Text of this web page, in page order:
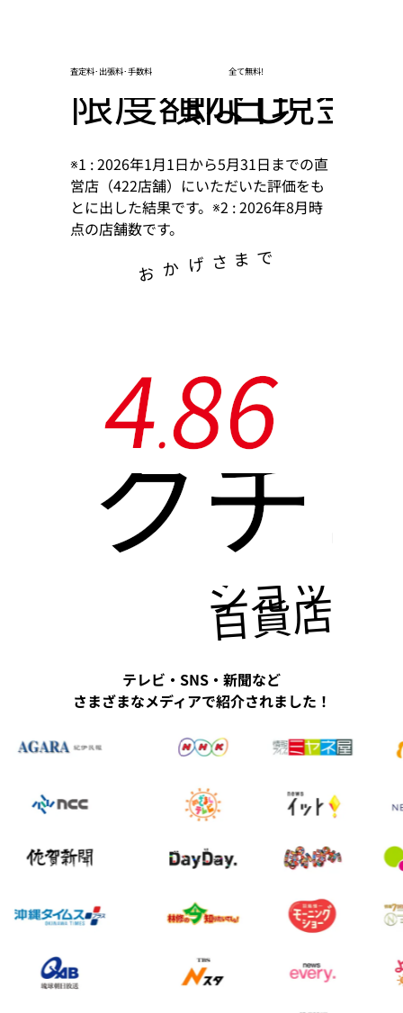
査定料･出張料･手数料 全て無料!
限度額なし
即日現金
※1 : 2026年1月1日から5月31日までの直
営店（422店舗）にいただいた評価をも
とに出した結果です。※2 : 2026年8月時
点の店舗数です。
お か げ さ ま で
4.
86
クチ
ショッピ
百貨店に
テレビ・SNS・新聞など
さまざまなメディアで紹介されました！